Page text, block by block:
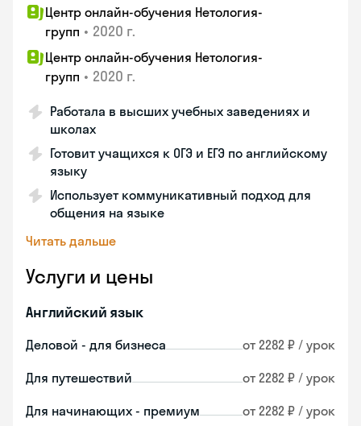
Центр онлайн-обучения Нетология-
групп • 2020 г.
Центр онлайн-обучения Нетология-
групп • 2020 г.
Работала в высших учебных заведениях и
школах
Готовит учащихся к ОГЭ и ЕГЭ по английскому
языку
Использует коммуникативный подход для
общения на языке
Читать дальше
Услуги и цены
Английский язык
Деловой - для бизнеса от 2282 ₽ / урок
Для путешествий от 2282 ₽ / урок
Для начинающих - премиум от 2282 ₽ / урок